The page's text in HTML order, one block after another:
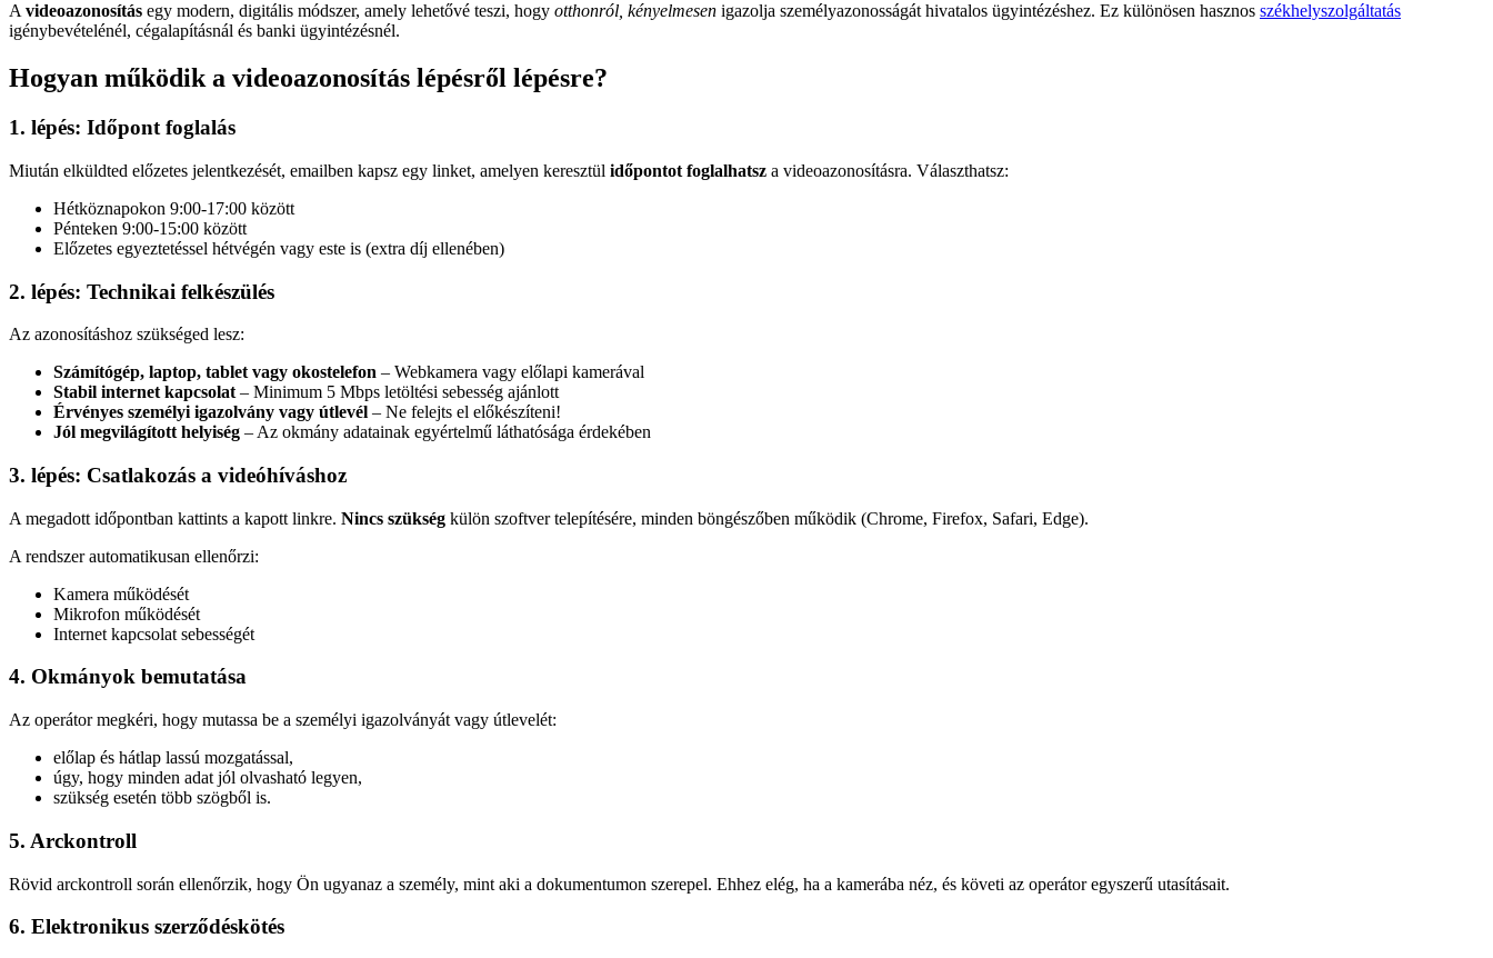
A videoazonosítás egy modern, digitális módszer, amely lehetővé teszi, hogy otthonról, kényelmesen igazolja személyazonosságát hivatalos ügyintézéshez. Ez különösen hasznos székhelyszolgáltatás
igénybevételénél, cégalapításnál és banki ügyintézésnél.
Hogyan működik a videoazonosítás lépésről lépésre?
1. lépés: Időpont foglalás
Miután elküldted előzetes jelentkezését, emailben kapsz egy linket, amelyen keresztül időpontot foglalhatsz a videoazonosításra. Választhatsz:
Hétköznapokon 9:00-17:00 között
Pénteken 9:00-15:00 között
Előzetes egyeztetéssel hétvégén vagy este is (extra díj ellenében)
2. lépés: Technikai felkészülés
Az azonosításhoz szükséged lesz:
Számítógép, laptop, tablet vagy okostelefon – Webkamera vagy előlapi kamerával
Stabil internet kapcsolat – Minimum 5 Mbps letöltési sebesség ajánlott
Érvényes személyi igazolvány vagy útlevél – Ne felejts el előkészíteni!
Jól megvilágított helyiség – Az okmány adatainak egyértelmű láthatósága érdekében
3. lépés: Csatlakozás a videóhíváshoz
A megadott időpontban kattints a kapott linkre. Nincs szükség külön szoftver telepítésére, minden böngészőben működik (Chrome, Firefox, Safari, Edge).
A rendszer automatikusan ellenőrzi:
Kamera működését
Mikrofon működését
Internet kapcsolat sebességét
4. Okmányok bemutatása
Az operátor megkéri, hogy mutassa be a személyi igazolványát vagy útlevelét:
előlap és hátlap lassú mozgatással,
úgy, hogy minden adat jól olvasható legyen,
szükség esetén több szögből is.
5. Arckontroll
Rövid arckontroll során ellenőrzik, hogy Ön ugyanaz a személy, mint aki a dokumentumon szerepel. Ehhez elég, ha a kamerába néz, és követi az operátor egyszerű utasításait.
6. Elektronikus szerződéskötés